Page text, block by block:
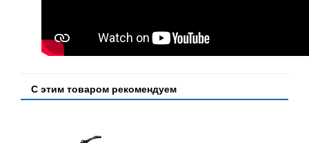
С этим товаром рекомендуем